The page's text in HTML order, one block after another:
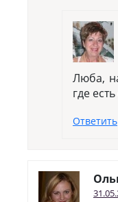
Люба,
где
Ответить